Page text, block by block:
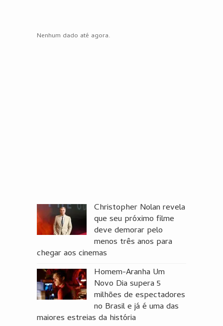
Nenhum dado até agora.
Christopher Nolan revela
que seu próximo filme
deve demorar pelo
menos três anos para
chegar aos cinemas
Homem-Aranha Um
Novo Dia supera 5
milhões de espectadores
no Brasil e já é uma das
maiores estreias da história